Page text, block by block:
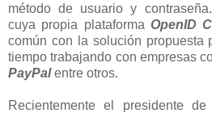
método de usuario y
cuya propia plataforma OpenID
común con la solución propuesta
tiempo trabajando con empresas
PayPalentre otros.
Recientemente el presidente